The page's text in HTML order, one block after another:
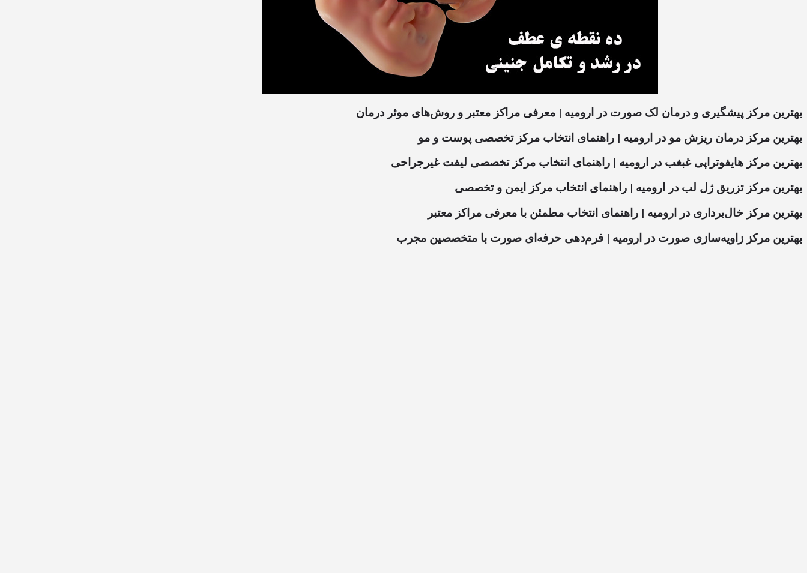
بهترین مرکز پیشگیری و درمان لک صورت در ارومیه | معرفی مراکز معتبر و روش‌های موثر درمان
بهترین مرکز درمان ریزش مو در ارومیه | راهنمای انتخاب مرکز تخصصی پوست و مو
بهترین مرکز هایفوتراپی غبغب در ارومیه | راهنمای انتخاب مرکز تخصصی لیفت غیرجراحی
بهترین مرکز تزریق ژل لب در ارومیه | راهنمای انتخاب مرکز ایمن و تخصصی
بهترین مرکز خال‌برداری در ارومیه | راهنمای انتخاب مطمئن با معرفی مراکز معتبر
بهترین مرکز زاویه‌سازی صورت در ارومیه | فرم‌دهی حرفه‌ای صورت با متخصصین مجرب